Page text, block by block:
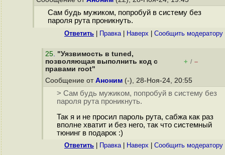
Сам будь мужиком, попробуй в систему без
пароля рута проникнуть.
Ответить Правка| Наверх Cообщить модератору
25. "Уязвимость в tuned,
позволяющая выполнить код с
правами root"
+ / –
Сообщение от Аноним (-), 28-Ноя-24, 20:55
> Сам будь мужиком, попробуй в систему без
пароля рута проникнуть.
Так я и не просил пароль рута, сабжа как раз
вполне хватит и без него, так что системный
тюнинг в подарок :)
Ответить Правка| Наверх Cообщить модератору